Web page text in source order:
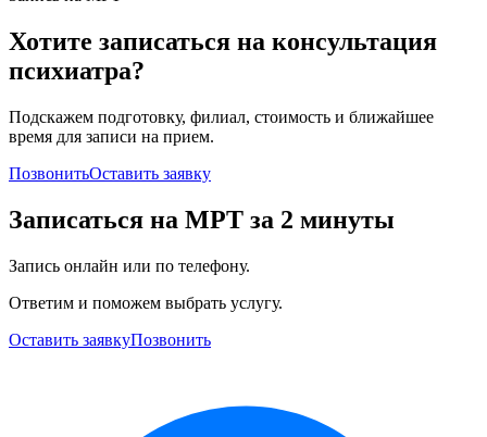
Хотите записаться на консультация
психиатра?
Подскажем подготовку, филиал, стоимость и ближайшее
время для записи на прием.
ПозвонитьОставить заявку
Записаться на МРТ за 2 минуты
Запись онлайн или по телефону.
Ответим и поможем выбрать услугу.
Оставить заявкуПозвонить